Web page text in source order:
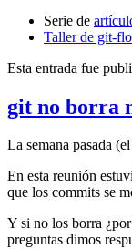
Serie de
Taller de git-
Esta entrada fue
git no borra
La semana pasada
En esta reunión
que los commits se
Y si no los borra
preguntas dimos